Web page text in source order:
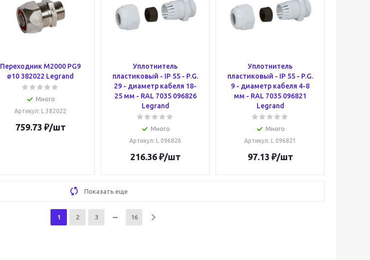
Переходник M2000 PG9
ø10 382022 Legrand
Много
Артикул: L 382022
759.73 ₽/шт
Уплотнитель
пластиковый - IP 55 - P.G.
29 - диаметр кабеля 18-
25 мм - RAL 7035 096826
Legrand
Много
Артикул: L 096826
216.36₽/шт
Уплотнитель
пластиковый - IP 55 - P.G.
9 - диаметр кабеля 4-8
мм - RAL 7035 096821
Legrand
Много
Артикул: L 096821
97.13 ₽/шт
Показать еще
1 2 3 16